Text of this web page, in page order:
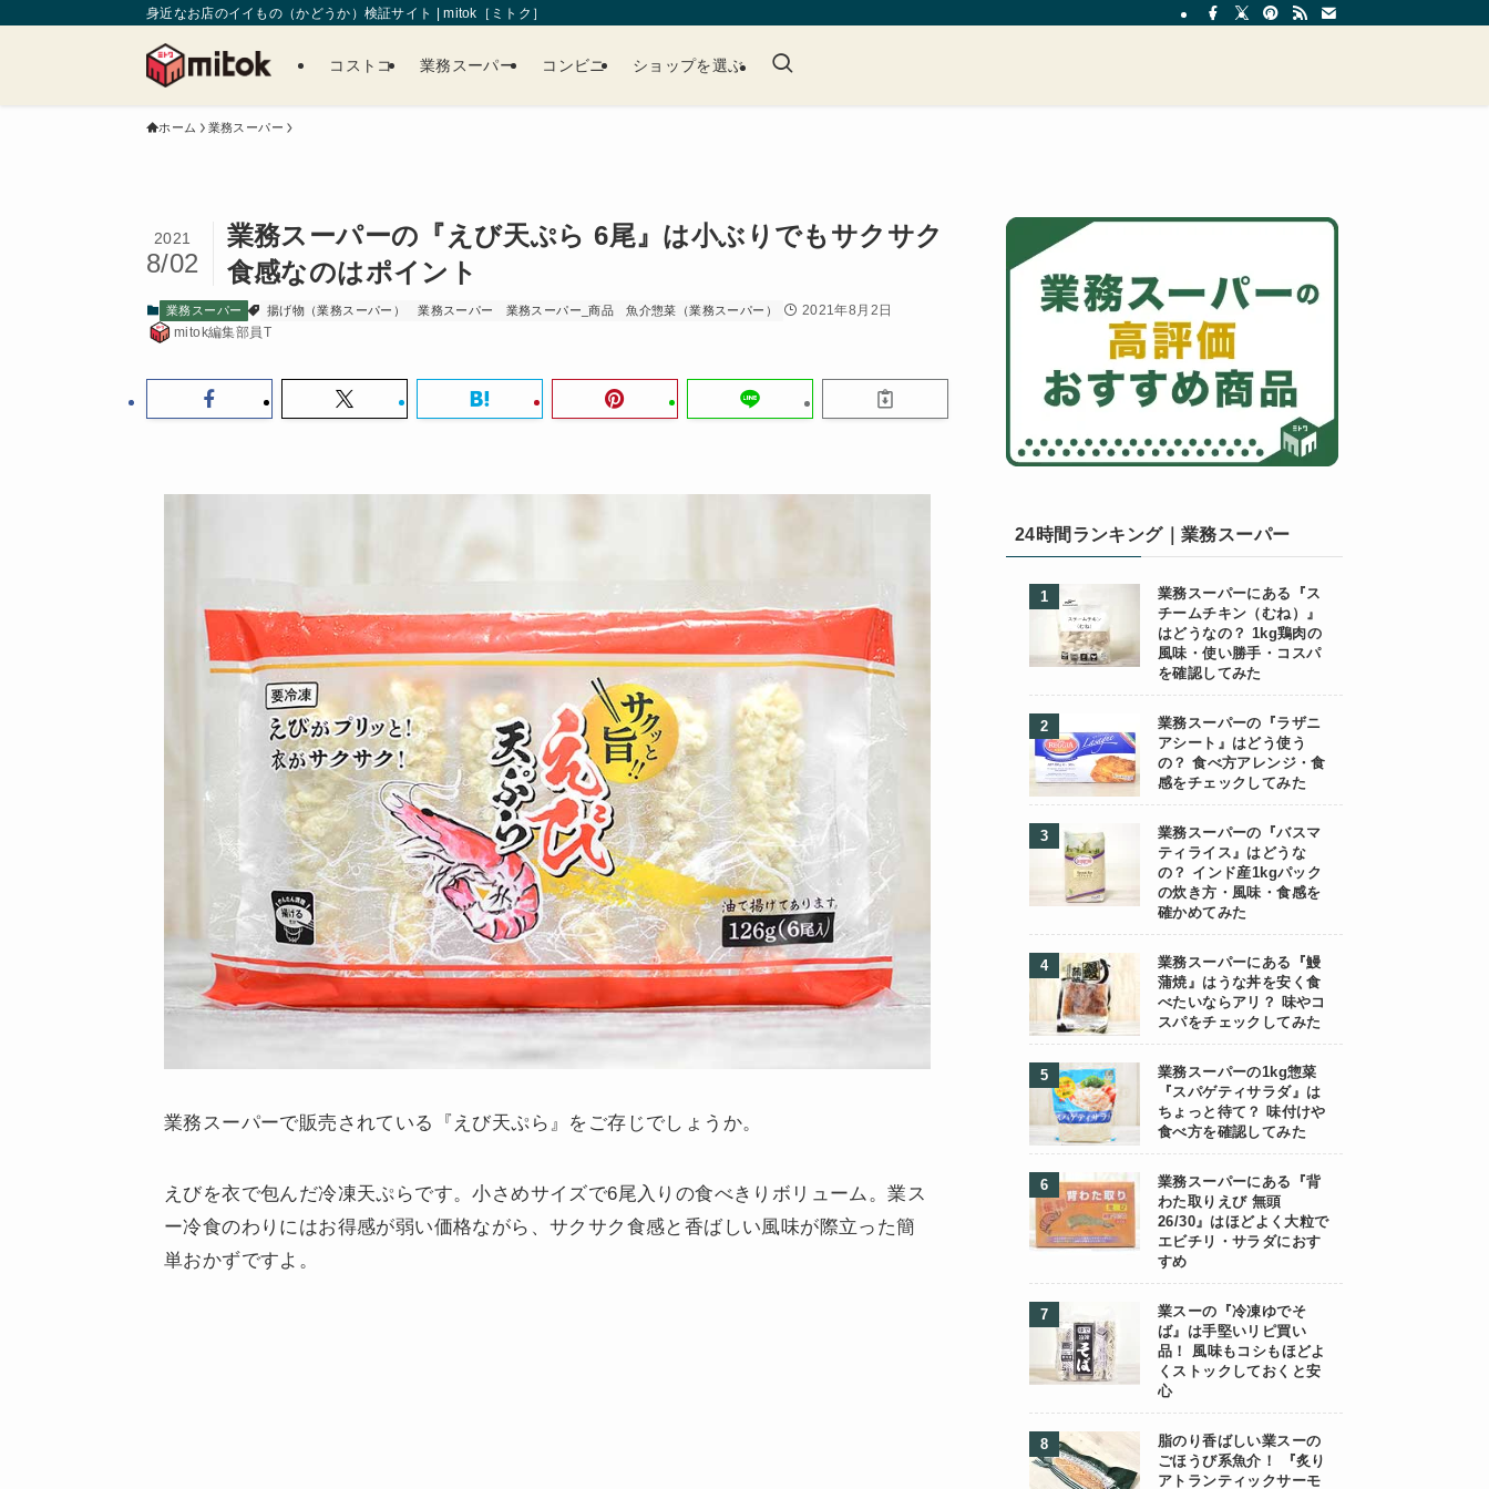
身近なお店のイイもの（かどうか）検証サイト | mitok［ミトク］
コストコ 業務スーパー コンビニ ショップを選ぶ
ホーム 業務スーパー
業務スーパーの『えび天ぷら 6尾』は小ぶりでもサクサク
食感なのはポイント
2021
8/02
業務スーパー 揚げ物（業務スーパー） 業務スーパー 業務スーパー_商品 魚介惣菜（業務スーパー）
2021年8月2日
mitok編集部員T
業務スーパーで販売されている『えび天ぷら』をご存じでしょうか。
えびを衣で包んだ冷凍天ぷらです。小さめサイズで6尾入りの食べきりボリューム。業ス
ー冷食のわりにはお得感が弱い価格ながら、サクサク食感と香ばしい風味が際立った簡
単おかずですよ。
24時間ランキング｜業務スーパー
業務スーパーにある『ス
チームチキン（むね）』
はどうなの？ 1kg鶏肉の
風味・使い勝手・コスパ
を確認してみた
業務スーパーの『ラザニ
アシート』はどう使う
の？ 食べ方アレンジ・食
感をチェックしてみた
業務スーパーの『バスマ
ティライス』はどうな
の？ インド産1kgパック
の炊き方・風味・食感を
確かめてみた
業務スーパーにある『鰻
蒲焼』はうな丼を安く食
べたいならアリ？ 味やコ
スパをチェックしてみた
業務スーパーの1kg惣菜
『スパゲティサラダ』は
ちょっと待て？ 味付けや
食べ方を確認してみた
業務スーパーにある『背
わた取りえび 無頭
26/30』はほどよく大粒で
エビチリ・サラダにおす
すめ
業スーの『冷凍ゆでそ
ば』は手堅いリピ買い
品！ 風味もコシもほどよ
くストックしておくと安
心
脂のり香ばしい業スーの
ごほうび系魚介！ 『炙り
アトランティックサーモ